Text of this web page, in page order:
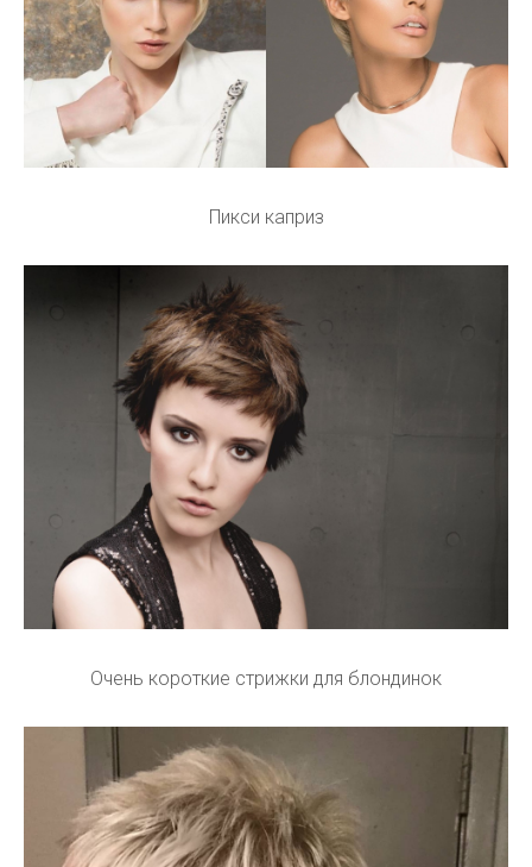
Пикси каприз
Очень короткие стрижки для блондинок